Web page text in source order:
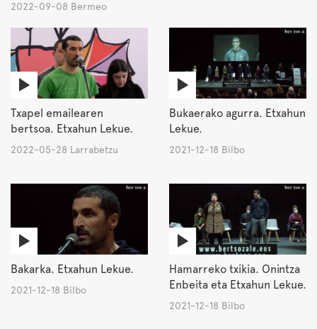
2022-09-08 Bermeo
Txapel emailearen
bertsoa. Etxahun Lekue.
2022-05-28 Larrabetzu
Bukaerako agurra. Etxahun
Lekue.
2021-12-18 Bilbo
Bakarka. Etxahun Lekue.
2021-12-18 Bilbo
Hamarreko txikia. Onintza
Enbeita eta Etxahun Lekue.
2021-12-18 Bilbo